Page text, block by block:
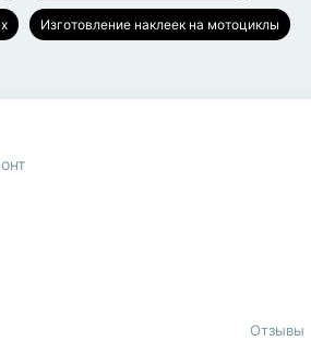
Изготовление наклеек на мотоциклы
Отзывы